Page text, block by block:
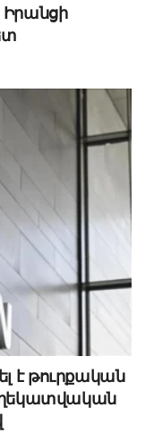
է թուրքական